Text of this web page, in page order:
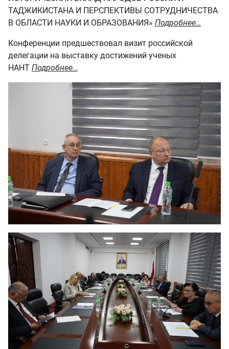
ТАДЖИКИСТАНА И ПЕРСПЕКТИВЫ СОТРУДНИЧЕСТВА
В ОБЛАСТИ НАУКИ И ОБРАЗОВАНИЯ» Подробнее…
Конференции предшествовал визит российской
делегации на выставку достижений ученых
НАНТ Подробнее…